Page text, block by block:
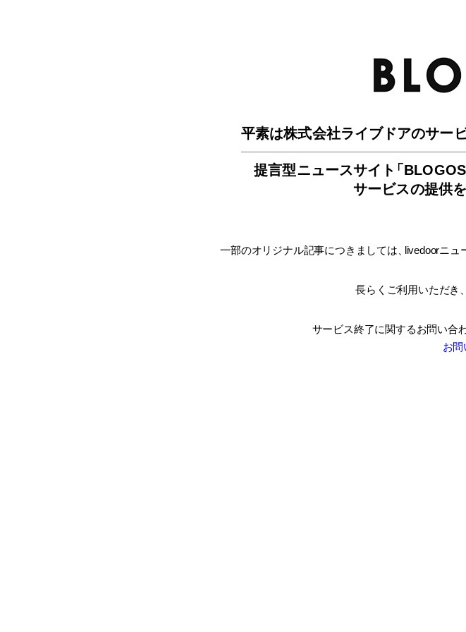
平素は株式会社ライブドアのサー
提言型ニュースサイ ト「BLOGOS
サービスの提供
一部のオリジナル記事につきましては livedoorニュ
長らくご利用いただき
サービス終了に関するお問い合
お